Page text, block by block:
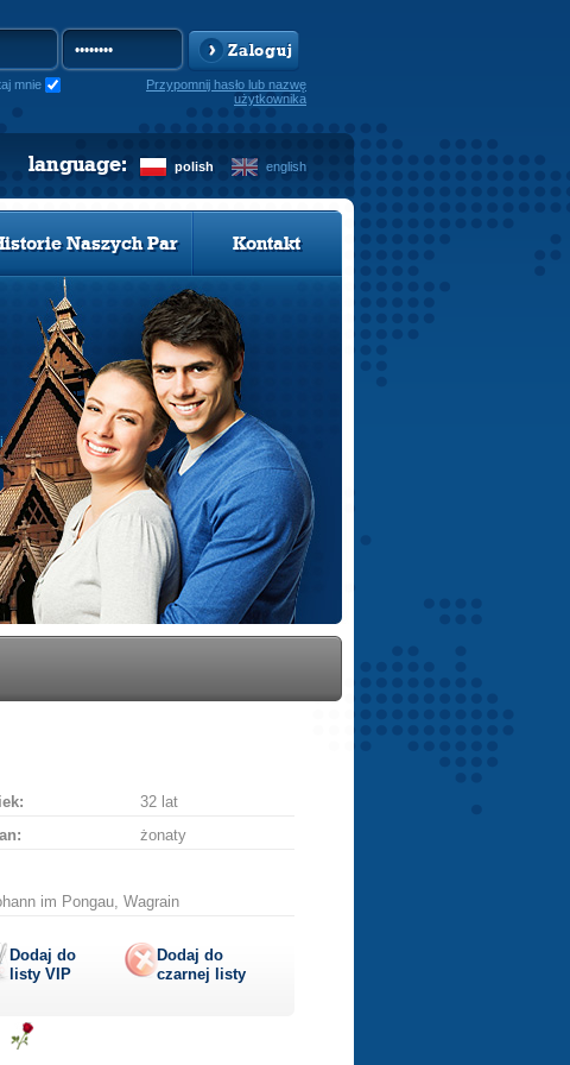
Zaloguj
mnie
Przypomnij hasło lub nazwę
użytkownika
polish english
language:
Naszych Par Kontakt
32 lat
żonaty
im Pongau, Wagrain
Dodaj do
listy VIP
Dodaj do
czarnej listy